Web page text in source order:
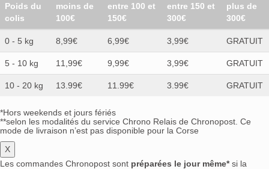
Poids du
colis
moins de
100€
entre 100 et
150€
entre 150 et
300€
plus de
300€
0 - 5 kg 8,99€ 6,99€ 3,99€ GRATUIT
5 - 10 kg 11,99€ 9,99€ 3,99€ GRATUIT
10 - 20 kg 13.99€ 11.99€ 3.99€ GRATUIT
*Hors weekends et jours fériés
**selon les modalités du service Chrono Relais de Chronopost. Ce
mode de livraison n’est pas disponible pour la Corse
X
Les commandes Chronopost sont préparées le jour même*si la